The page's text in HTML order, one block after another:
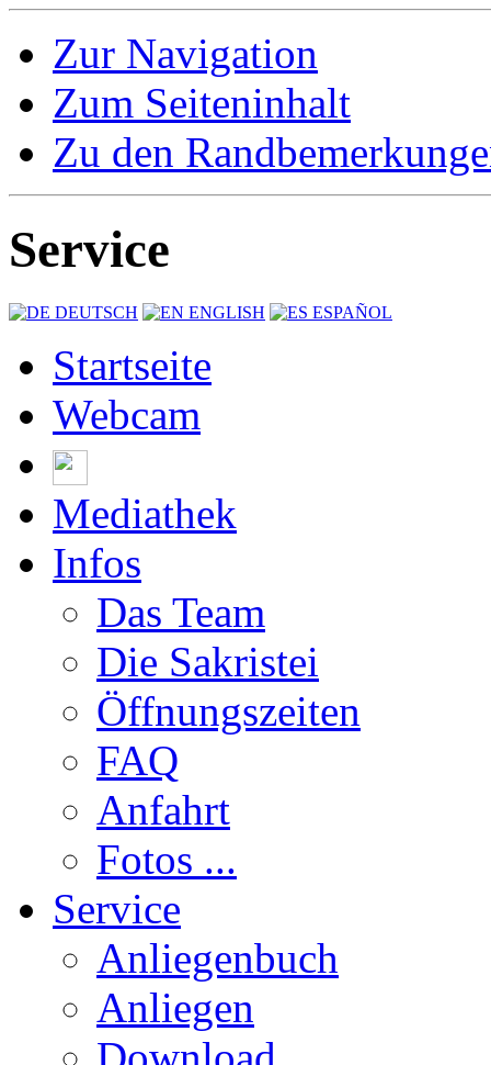
Zur Navigation
Zum Seiteninhalt
Zu den
Service
DEUTSCH ENGLISH ESPAÑOL
Startseite
Webcam
Mediathek
Infos
Das Team
Die Sakristei
Öffnungszeiten
FAQ
Anfahrt
Fotos ...
Service
Anliegenbuch
Anliegen